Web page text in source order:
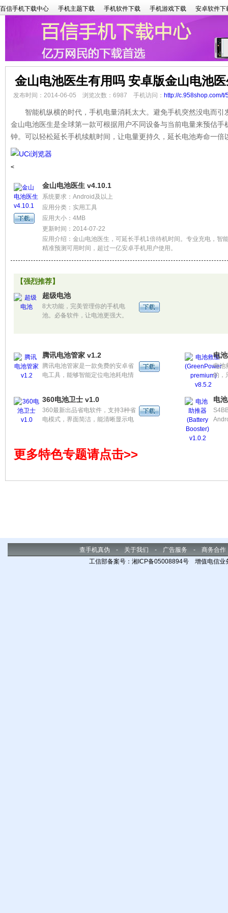
百信手机下载中心 手机主题下载 手机软件下载 手机游戏下载 安卓软件下
金山电池医生有用吗 安卓版金山电池
发布时间：2014-06-05 浏览次数：6987 手机访问： http://c.958shop.com/t/
智能机纵横的时代，手机电量消耗太大。避免手机突然没电而引
金山电池医生是全球第一款可根据用户不同设备与当前电量来预估
钟。可以轻松延长手机续航时间，让电量更持久，延长电池寿命一倍
<
金山电池医生 v4.10.1
系统要求：Android及以上
应用分类：实用工具
应用大小：4MB
更新时间：2014-07-22
应用介绍：金山电池医生，可延长手机1倍待机时间。专业充电，智
精准预测可用时间，超过一亿安卓手机用户使用。
【强烈推荐】
超级电池
8大功能，完美管理你的手机电
池。必备软件，让电池更强大。
腾讯电池管家 v1.2
腾讯电池管家是一款免费的安卓省
电工具，能够智能定位电池耗电情
段展示、充满提醒以及专业的电池
保养知识，帮您最大限度的延长电
池使用时间和寿命。
电
电池
的，
360电池卫士 v1.0
360最新出品省电软件，支持3种省
电模式，界面简洁，能清晰显示电
电
更多特色专题请点击>>
查手机真伪 - 关于我们 - 广告服务 - 商务合作
工信部备案号：湘ICP备05008894号 增值电信